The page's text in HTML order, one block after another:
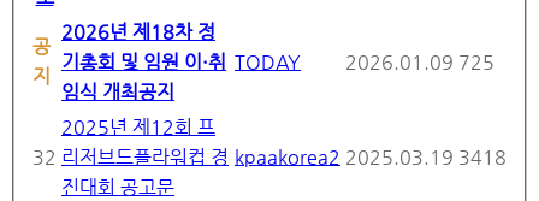
공
지
2026년 제18차 정
기총회 및 임원 이·취
임식 개최공지
TODAY 2026.01.09 725
32
2025년 제12회 프
리저브드플라워컵 경
진대회 공고문
kpaakorea2 2025.03.19 3418